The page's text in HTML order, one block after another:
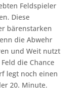
Feldspieler
Diese
bärenstarken
die Abwehr
und Weit nutzt
die Chance
legt noch einen
20. Minute.